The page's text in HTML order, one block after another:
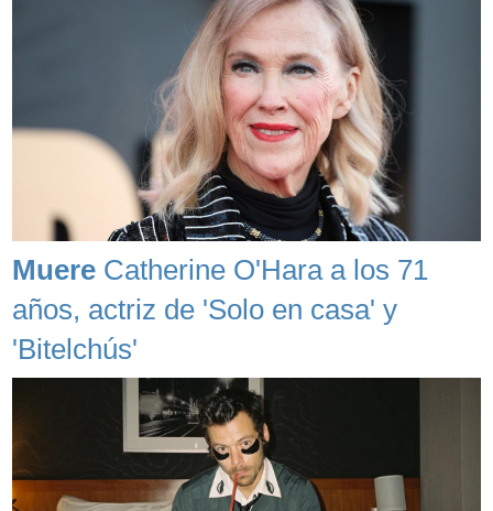
Muere Catherine O'Hara a los 71
años, actriz de 'Solo en casa' y
'Bitelchús'